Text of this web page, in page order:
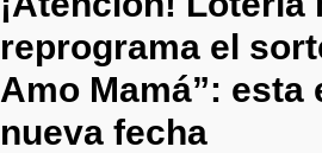
reprograma el
Amo Mamá”: esta
nueva fecha